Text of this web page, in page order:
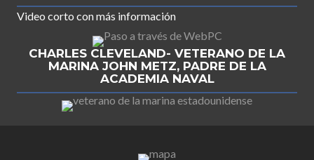
Video corto con más información
CHARLES CLEVELAND- VETERANO DE LA
MARINA JOHN METZ, PADRE DE LA
ACADEMIA NAVAL